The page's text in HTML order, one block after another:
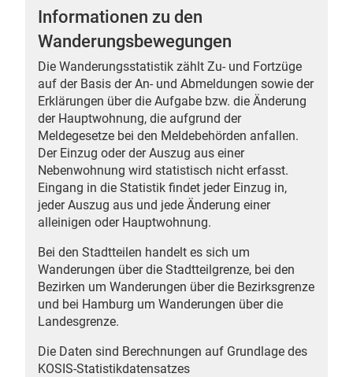
Informationen zu den
Wanderungsbewegungen
Die Wanderungsstatistik zählt Zu- und Fortzüge
auf der Basis der An- und Abmeldungen sowie der
Erklärungen über die Aufgabe bzw. die Änderung
der Hauptwohnung, die aufgrund der
Meldegesetze bei den Meldebehörden anfallen.
Der Einzug oder der Auszug aus einer
Nebenwohnung wird statistisch nicht erfasst.
Eingang in die Statistik findet jeder Einzug in,
jeder Auszug aus und jede Änderung einer
alleinigen oder Hauptwohnung.
Bei den Stadtteilen handelt es sich um
Wanderungen über die Stadtteilgrenze, bei den
Bezirken um Wanderungen über die Bezirksgrenze
und bei Hamburg um Wanderungen über die
Landesgrenze.
Die Daten sind Berechnungen auf Grundlage des
KOSIS-Statistikdatensatzes